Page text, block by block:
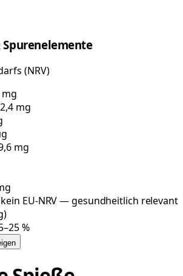
(NRV)
mg
mg
mg
EU-NRV — gesundheitlich relevant
%